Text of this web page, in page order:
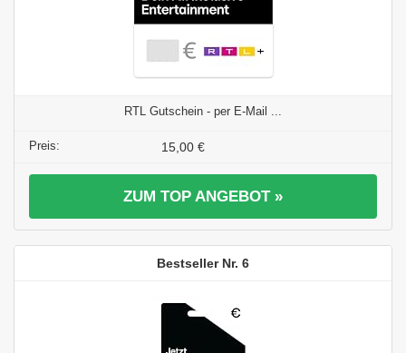
RTL Gutschein - per E-Mail ...
15,00 €
ZUM TOP ANGEBOT »
6